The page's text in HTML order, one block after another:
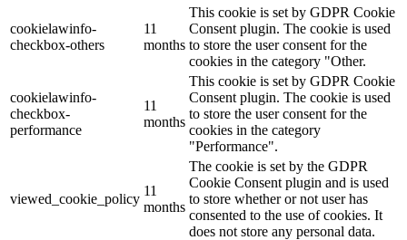
cookielawinfo-
checkbox-others
11
months
This cookie is set by GDPR Cookie
Consent plugin. The cookie is used
to store the user consent for the
cookies in the category "Other.
cookielawinfo-
checkbox-
performance
11
months
This cookie is set by GDPR Cookie
Consent plugin. The cookie is used
to store the user consent for the
cookies in the category
"Performance".
viewed_cookie_policy
11
months
The cookie is set by the GDPR
Cookie Consent plugin and is used
to store whether or not user has
consented to the use of cookies. It
does not store any personal data.